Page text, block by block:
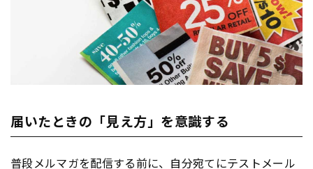
届いたときの「見え方」を意識する
普段メルマガを配信する前に、自分宛てにテストメール